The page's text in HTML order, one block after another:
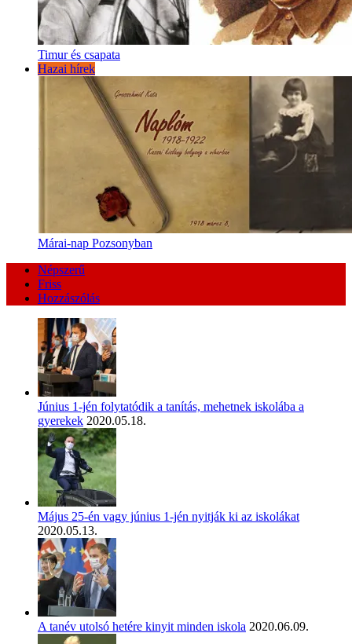
Timur és csapata
Hazai hírek
Márai-nap Pozsonyban
Népszerű
Friss
Hozzászólás
Június 1-jén folytatódik a tanítás, mehetnek iskolába a
gyerekek 2020.05.18.
Május 25-én vagy június 1-jén nyitják ki az iskolákat
2020.05.13.
A tanév utolsó hetére kinyit minden iskola 2020.06.09.